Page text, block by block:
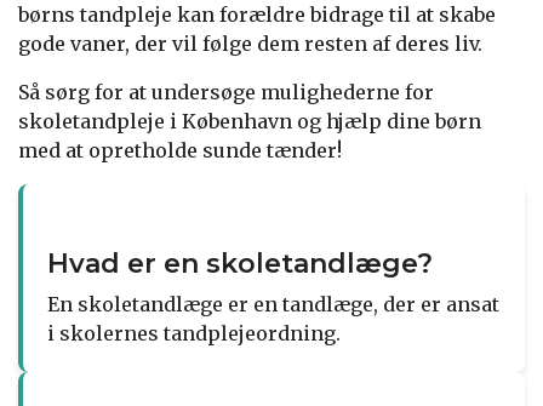
børns tandpleje kan forældre bidrage til at skabe
gode vaner, der vil følge dem resten af deres liv.
Så sørg for at undersøge mulighederne for
skoletandpleje i København og hjælp dine børn
med at opretholde sunde tænder!
Hvad er en skoletandlæge?
En skoletandlæge er en tandlæge, der er ansat
i skolernes tandplejeordning.